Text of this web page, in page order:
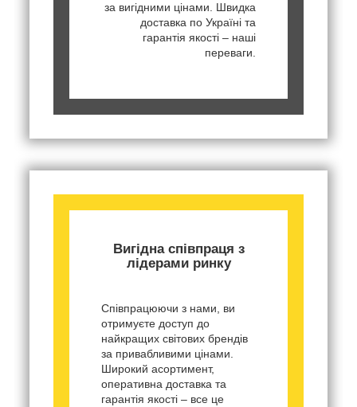
за вигідними цінами. Швидка
доставка по Україні та
гарантія якості – наші
переваги.
Вигідна співпраця з
лідерами ринку
Співпрацюючи з нами, ви
отримуєте доступ до
найкращих світових брендів
за привабливими цінами.
Широкий асортимент,
оперативна доставка та
гарантія якості – все це